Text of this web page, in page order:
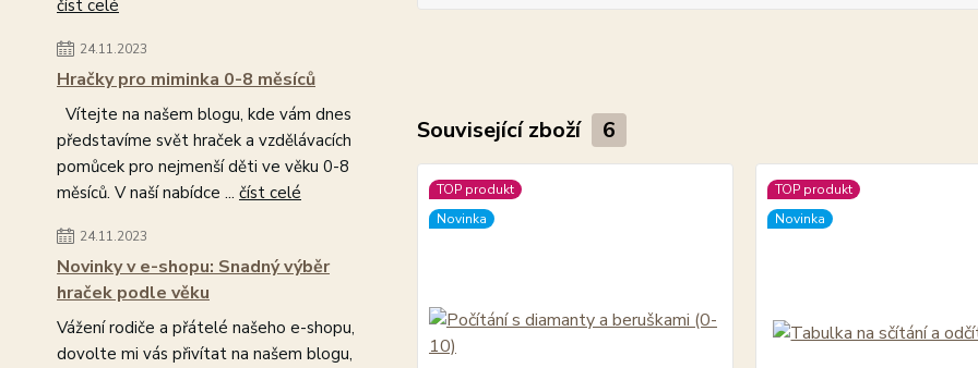
číst celé
24.11.2023
Hračky pro miminka 0-8 měsíců
Vítejte na našem blogu, kde vám dnes
představíme svět hraček a vzdělávacích
pomůcek pro nejmenší děti ve věku 0-8
měsíců. V naší nabídce ... číst celé
24.11.2023
Novinky v e-shopu: Snadný výběr
hraček podle věku
Vážení rodiče a přátelé našeho e-shopu,
dovolte mi vás přivítat na našem blogu,
Související zboží 6
TOP produkt
Novinka
TOP produkt
Novinka